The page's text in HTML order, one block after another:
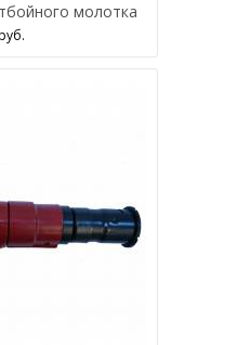
молотка